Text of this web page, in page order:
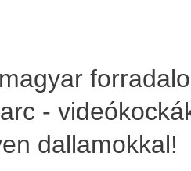
-
dallamokkal!